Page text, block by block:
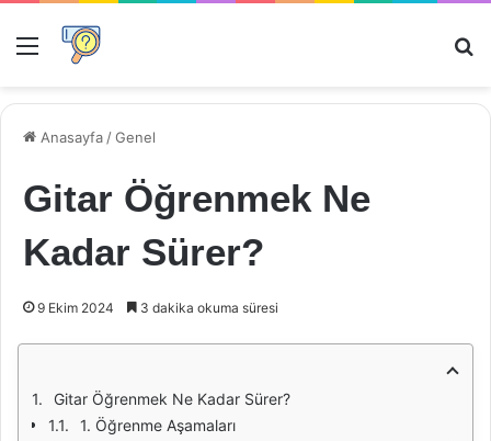
Menü
Anasayfa /Genel
Gitar Öğrenmek Ne
Kadar Sürer?
9 Ekim 2024 3 dakika okuma süresi
Gitar Öğrenmek Ne Kadar Sürer?
1. Öğrenme Aşamaları